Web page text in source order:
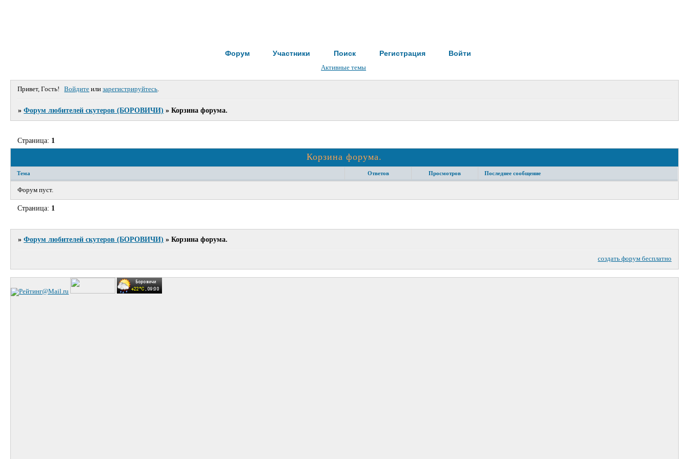
Форум Участники Поиск Регистрация Войти
Активные темы
Привет, Гость! Войдите илизарегистрируйтесь.
»Форум любителей скутеров (БОРОВИЧИ) »Корзина форума.
Корзина форума.
Страница: 1
Тема Ответов Просмотров Последнее сообщение
Форум пуст.
Страница: 1
»Форум любителей скутеров (БОРОВИЧИ) »Корзина форума.
создать форум бесплатно